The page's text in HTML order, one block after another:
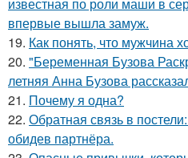
известная по роли маши в
впервые вышла замуж.
19. Как понять, что мужчина
20. "Беременная Бузова
летняя Анна Бузова
21. Почему я одна?
22. Обратная связь в
обидев партнёра.